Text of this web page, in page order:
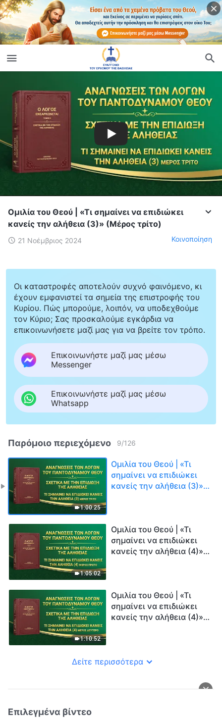
Ομιλία του Θεού | «Τι σημαίνει να επιδιώκει
κανείς την αλήθεια (3)» (Μέρος τρίτο)
21 Νοέμβριος 2024 Κοινοποίηση
Οι καταστροφές αποτελούν συχνό φαινόμενο, κι
έχουν εμφανιστεί τα σημεία της επιστροφής του
Κυρίου. Πώς μπορούμε, λοιπόν, να υποδεχθούμε
τον Κύριο; Σας προσκαλούμε εγκάρδια να
επικοινωνήσετε μαζί μας για να βρείτε τον τρόπο.
Επικοινωνήστε μαζί μας μέσω
Messenger
Επικοινωνήστε μαζί μας μέσω
Whatsapp
Παρόμοιο περιεχόμενο 9/126
1:00:25
Ομιλία του Θεού | «Τι
σημαίνει να επιδιώκει
κανείς την αλήθεια (3)»
1:05:02
Ομιλία του Θεού | «Τι
σημαίνει να επιδιώκει
κανείς την αλήθεια (4)»
1:10:52
Ομιλία του Θεού | «Τι
σημαίνει να επιδιώκει
κανείς την αλήθεια (4)»
Δείτε περισσότερα
Επιλεγμένα βίντεο